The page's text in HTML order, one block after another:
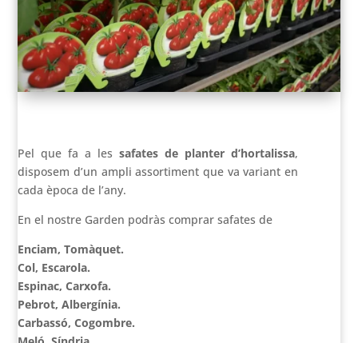
Pel que fa a lessafates de planter d’hortalissa,
disposem d’un ampli assortiment que va variant en
cada època de l’any.
En el nostre Garden podràs comprar safates de
Enciam, Tomàquet.
Col, Escarola.
Espinac, Carxofa.
Pebrot, Albergínia.
Carbassó, Cogombre.